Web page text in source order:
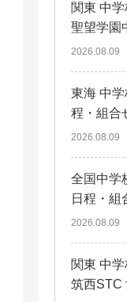
関東 中
聖望学園
2026.08.09
東海 中
程・組合
2026.08.09
全国中学
日程・組
2026.08.09
関東 中
筑西STC